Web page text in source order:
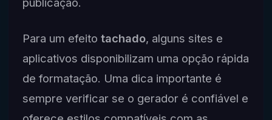
Para um efeito tachado, alguns sites e
aplicativos disponibilizam uma opção rápida
de formatação. Uma dica importante é
sempre verificar se o gerador é confiável e